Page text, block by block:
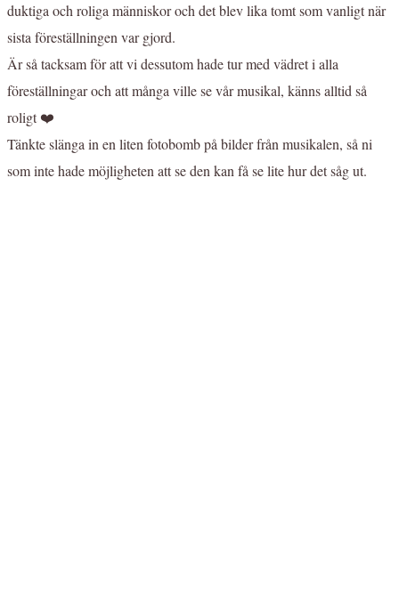
duktiga och roliga människor och det blev lika tomt som vanligt när
sista föreställningen var gjord.
Är så tacksam för att vi dessutom hade tur med vädret i alla
föreställningar och att många ville se vår musikal, känns alltid så
roligt ❤️
Tänkte slänga in en liten fotobomb på bilder från musikalen, så ni
som inte hade möjligheten att se den kan få se lite hur det såg ut.